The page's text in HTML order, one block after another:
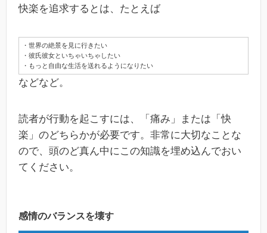
快楽を追求するとは、たとえば
・世界の絶景を見に行きたい
・彼氏彼女といちゃいちゃしたい
・もっと自由な生活を送れるようになりたい
などなど。
読者が行動を起こすには、「痛み」または「快
楽」のどちらかが必要です。非常に大切なことな
ので、頭のど真ん中にこの知識を埋め込んでおい
てください。
感情のバランスを壊す